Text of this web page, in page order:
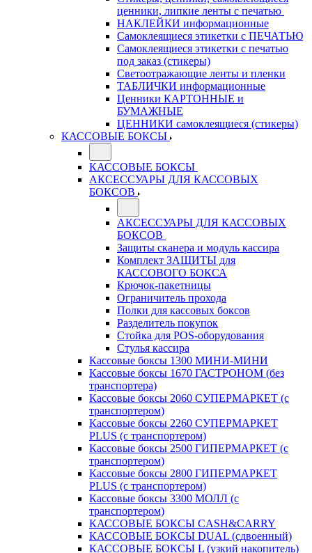
ценники, липкие ленты с печатью
НАКЛЕЙКИ информационные
Самоклеящиеся этикетки с ПЕЧАТЬЮ
Самоклеящиеся этикетки с печатью
под заказ (стикеры)
Светоотражающие ленты и пленки
ТАБЛИЧКИ информационные
Ценники КАРТОННЫЕ и
БУМАЖНЫЕ
ЦЕННИКИ самоклеящиеся (стикеры)
КАССОВЫЕ БОКСЫ
КАССОВЫЕ БОКСЫ
АКСЕССУАРЫ ДЛЯ КАССОВЫХ
БОКСОВ
АКСЕССУАРЫ ДЛЯ КАССОВЫХ
БОКСОВ
Защиты сканера и модуль кассира
Комплект ЗАЩИТЫ для
КАССОВОГО БОКСА
Крючок-пакетницы
Ограничитель прохода
Полки для кассовых боксов
Разделитель покупок
Стойка для POS-оборудования
Стулья кассира
Кассовые боксы 1300 МИНИ-МИНИ
Кассовые боксы 1670 ГАСТРОНОМ (без
транспортера)
Кассовые боксы 2060 СУПЕРМАРКЕТ (с
транспортером)
Кассовые боксы 2260 СУПЕРМАРКЕТ
PLUS (с транспортером)
Кассовые боксы 2500 ГИПЕРМАРКЕТ (с
транспортером)
Кассовые боксы 2800 ГИПЕРМАРКЕТ
PLUS (с транспортером)
Кассовые боксы 3300 МОЛЛ (с
транспортером)
КАССОВЫЕ БОКСЫ CASH&CARRY
КАССОВЫЕ БОКСЫ DUAL (сдвоенный)
КАССОВЫЕ БОКСЫ L (узкий накопитель)